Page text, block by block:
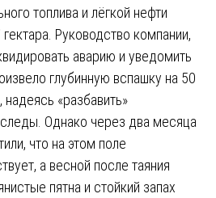
топлива и лёгкой нефти
Руководство компании,
аварию и уведомить
глубинную вспашку на 50
«разбавить»
Однако через два месяца
что на этом поле
а весной после таяния
пятна и стойкий запах